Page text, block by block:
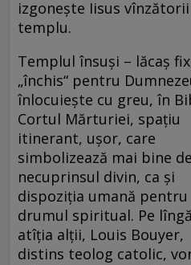
izgoneşte Iisus
templu.
Templul însuşi – lăcaş
„închis“ pentru
înlocuieşte cu greu, în
Cortul Mărturiei, spaţiu
itinerant, uşor, care
simbolizează mai bine
necuprinsul divin, ca şi
dispoziţia umană pentru
drumul spiritual. Pe lîngă
atîţia alţii, Louis Bouyer,
distins teolog catolic,